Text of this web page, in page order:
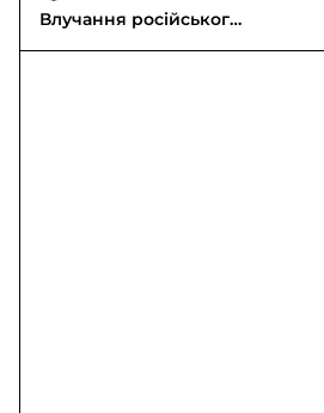
Влучання російського
БпЛА в Харкові: